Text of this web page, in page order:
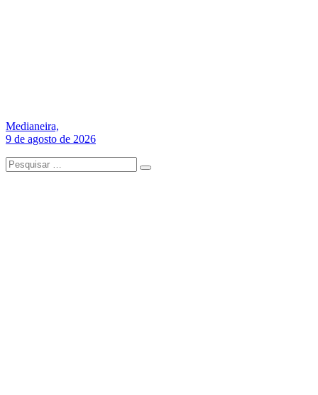
Medianeira,
9 de agosto de 2026